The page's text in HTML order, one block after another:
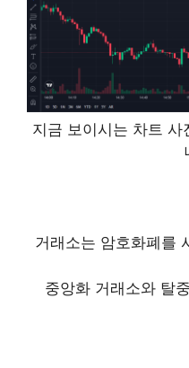
지금 보이시는 차트 사
거래소는 암호화폐를
중앙화 거래소와 탈